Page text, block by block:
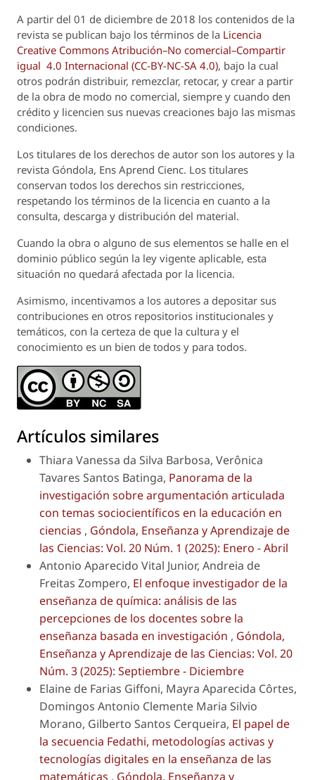
A partir del 01 de diciembre de 2018 los contenidos de la
revista se publican bajo los términos de la Licencia
Creative Commons Atribución–No comercial–Compartir
igual 4.0 Internacional (CC-BY-NC-SA 4.0), bajo la cual
otros podrán distribuir, remezclar, retocar, y crear a partir
de la obra de modo no comercial, siempre y cuando den
crédito y licencien sus nuevas creaciones bajo las mismas
condiciones.
Los titulares de los derechos de autor son los autores y la
revista Góndola, Ens Aprend Cienc. Los titulares
conservan todos los derechos sin restricciones,
respetando los términos de la licencia en cuanto a la
consulta, descarga y distribución del material.
Cuando la obra o alguno de sus elementos se halle en el
dominio público según la ley vigente aplicable, esta
situación no quedará afectada por la licencia.
Asimismo, incentivamos a los autores a depositar sus
contribuciones en otros repositorios institucionales y
temáticos, con la certeza de que la cultura y el
conocimiento es un bien de todos y para todos.
Artículos similares
Thiara Vanessa da Silva Barbosa, Verônica
Tavares Santos Batinga, Panorama de la
investigación sobre argumentación articulada
con temas sociocientíficos en la educación en
ciencias , Góndola, Enseñanza y Aprendizaje de
las Ciencias: Vol. 20 Núm. 1 (2025): Enero - Abril
Antonio Aparecido Vital Junior, Andreia de
Freitas Zompero, El enfoque investigador de la
enseñanza de química: análisis de las
percepciones de los docentes sobre la
enseñanza basada en investigación , Góndola,
Enseñanza y Aprendizaje de las Ciencias: Vol. 20
Núm. 3 (2025): Septiembre - Diciembre
Elaine de Farias Giffoni, Mayra Aparecida Côrtes,
Domingos Antonio Clemente Maria Silvio
Morano, Gilberto Santos Cerqueira, El papel de
la secuencia Fedathi, metodologías activas y
tecnologías digitales en la enseñanza de las
matemáticas , Góndola, Enseñanza y